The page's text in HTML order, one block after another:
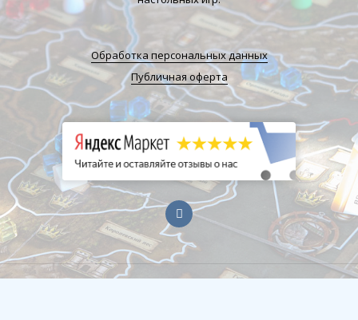
Обработка персональных данных
Публичная оферта